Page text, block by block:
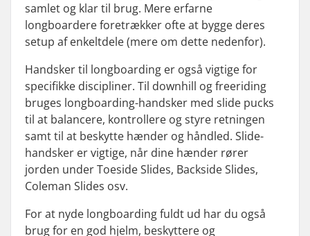
samlet og klar til brug. Mere erfarne
longboardere foretrækker ofte at bygge deres
setup af enkeltdele (mere om dette nedenfor).
Handsker til longboarding er også vigtige for
specifikke discipliner. Til downhill og freeriding
bruges longboarding-handsker med slide pucks
til at balancere, kontrollere og styre retningen
samt til at beskytte hænder og håndled. Slide-
handsker er vigtige, når dine hænder rører
jorden under Toeside Slides, Backside Slides,
Coleman Slides osv.
For at nyde longboarding fuldt ud har du også
brug for en god hjelm, beskyttere og